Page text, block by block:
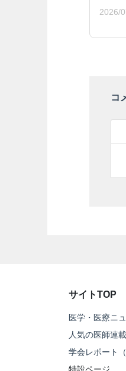
2026/
コ
サイトTOP
医学・医療ニ
人気の医師連
学会レポート（
特設ページ